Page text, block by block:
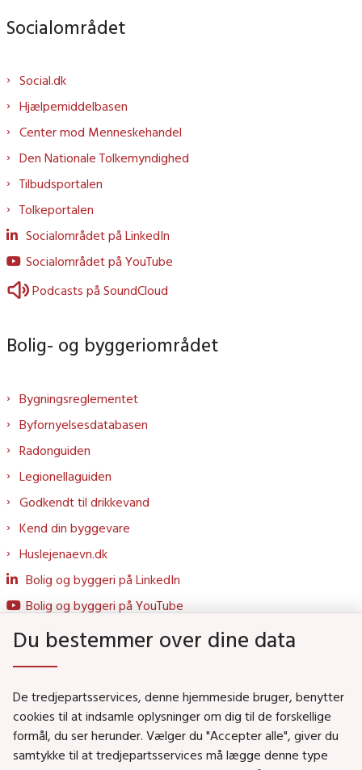
Socialområdet
Social.dk
Hjælpemiddelbasen
Center mod Menneskehandel
Den Nationale Tolkemyndighed
Tilbudsportalen
Tolkeportalen
Socialområdet på LinkedIn
Socialområdet på YouTube
Podcasts på SoundCloud
Bolig- og byggeriområdet
Bygningsreglementet
Byfornyelsesdatabasen
Radonguiden
Legionellaguiden
Godkendt til drikkevand
Kend din byggevare
Huslejenaevn.dk
Bolig og byggeri på LinkedIn
Bolig og byggeri på YouTube
Social- og Boligministeriet
Job i Social- og Boligstyrelsen
Puljer og tilskud
Du bestemmer over dine data
De tredjepartsservices, denne hjemmeside bruger, benytter
cookies til at indsamle oplysninger om dig til de forskellige
formål, du ser herunder. Vælger du "Accepter alle", giver du
samtykke til at tredjepartsservices må lægge denne type